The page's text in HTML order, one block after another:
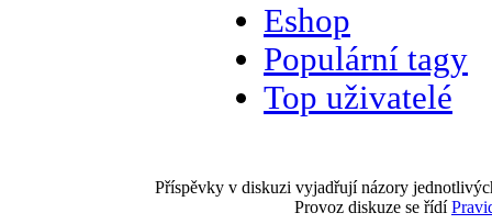
Eshop
Populární tagy
Top uživatelé
Příspěvky v diskuzi vyjadřují názory
Provoz diskuze se řídí